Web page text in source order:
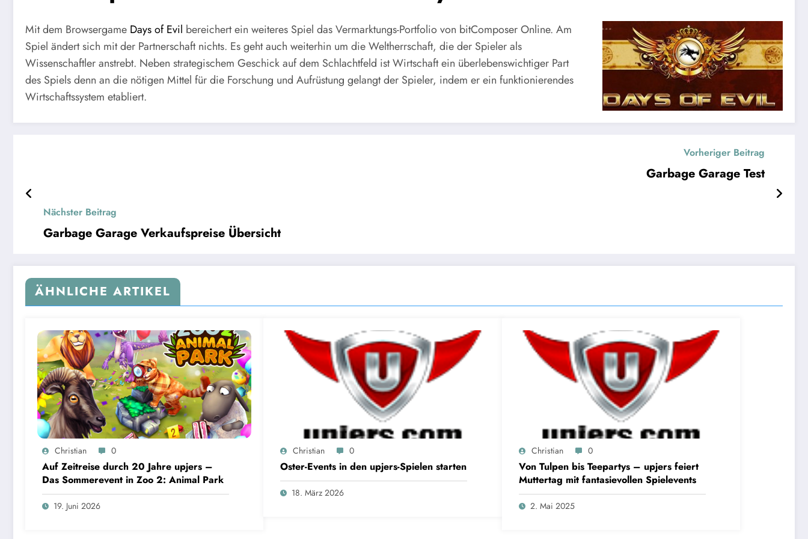
Mit dem Browsergame Days of Evil bereichert ein weiteres Spiel das Vermarktungs-Portfolio von bitComposer Online. Am
Spiel ändert sich mit der Partnerschaft nichts. Es geht auch weiterhin um die Weltherrschaft, die der Spieler als
Wissenschaftler anstrebt. Neben strategischem Geschick auf dem Schlachtfeld ist Wirtschaft ein überlebenswichtiger Part
des Spiels denn an die nötigen Mittel für die Forschung und Aufrüstung gelangt der Spieler, indem er ein funktionierendes
Wirtschaftssystem etabliert.
Vorheriger Beitrag
Garbage Garage Test
Nächster Beitrag
Garbage Garage Verkaufspreise Übersicht
ÄHNLICHE ARTIKEL
Christian 0
Auf Zeitreise durch 20 Jahre upjers –
Das Sommerevent in Zoo 2: Animal Park
19. Juni 2026
Christian 0
Oster-Events in den upjers-Spielen starten
18. März 2026
Christian 0
Von Tulpen bis Teepartys – upjers feiert
Muttertag mit fantasievollen Spielevents
2. Mai 2025